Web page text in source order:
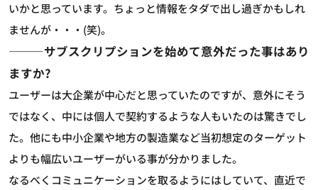
いかと思っています。ちょっと情報をタダで出し過ぎかもしれ
ませんが・・・(笑)。
―――サブスクリプションを始めて意外だった事はあり
ますか?
ユーザーは大企業が中心だと思っていたのですが、意外にそう
ではなく、中には個人で契約するような人もいたのは驚きでし
た。他にも中小企業や地方の製造業など当初想定のターゲット
よりも幅広いユーザーがいる事が分かりました。
なるべくコミュニケーションを取るようにはしていて、直近で